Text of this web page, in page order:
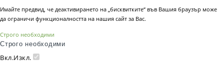
Имайте предвид, че деактивирането на „бисквитките“ във Вашия браузър може
да ограничи функционалността на нашия сайт за Вас.
Строго необходими
Строго необходими
Вкл.Изкл.